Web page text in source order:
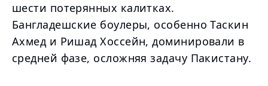
шести потерянных калитках.
Бангладешские боулеры, особенно Таскин
Ахмед и Ришад Хоссейн, доминировали в
средней фазе, осложняя задачу Пакистану.